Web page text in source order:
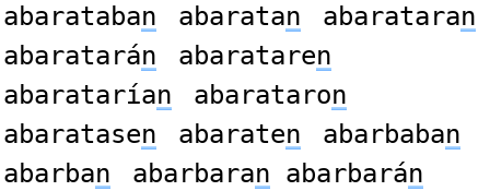
abarataban abaratan abarataran
abaratarán abarataren
abaratarían abarataron
abaratasen abaraten abarbaban
abarban abarbaran abarbarán